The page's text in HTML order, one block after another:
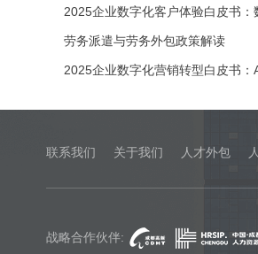
劳务派遣与劳务外包政策解读
联系我们 关于我们 人才外包
战略合作伙伴: